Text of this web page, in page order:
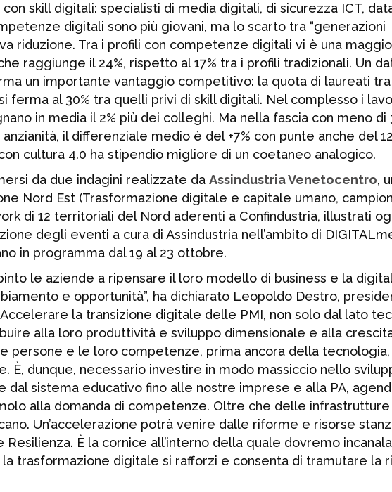
skill digitali: specialisti di media digitali, di sicurezza ICT,
digitali sono più giovani, ma lo scarto tra “generazioni
riduzione. Tra i profili con competenze digitali vi è una
raggiunge il 24%, rispetto al 17% tra i profili tradizionali. Un
un importante vantaggio competitivo: la quota di laureati tra
si ferma al 30% tra quelli privi di skill digitali. Nel complesso i
in media il 2% più dei colleghi. Ma nella fascia con meno di
il differenziale medio è del +7% con punte anche del
cultura 4.0 ha stipendio migliore di un coetaneo analogico.
da due indagini realizzate da Assindustria Venetocentro,
Nord Est (Trasformazione digitale e capitale umano,
di 12 territoriali del Nord aderenti a Confindustria, illustrati
degli eventi a cura di Assindustria nell’ambito di
in programma dal 19 al 23 ottobre.
le aziende a ripensare il loro modello di business e la
e opportunità”, ha dichiarato Leopoldo Destro,
la transizione digitale delle PMI, non solo dal lato
alla loro produttività e sviluppo dimensionale e alla
persone e le loro competenze, prima ancora della tecnologia,
È, dunque, necessario investire in modo massiccio nello
dal sistema educativo fino alle nostre imprese e alla PA,
alla domanda di competenze. Oltre che delle infrastrutture
Un’accelerazione potrà venire dalle riforme e risorse
Resilienza. È la cornice all’interno della quale dovremo
trasformazione digitale si rafforzi e consenta di tramutare la